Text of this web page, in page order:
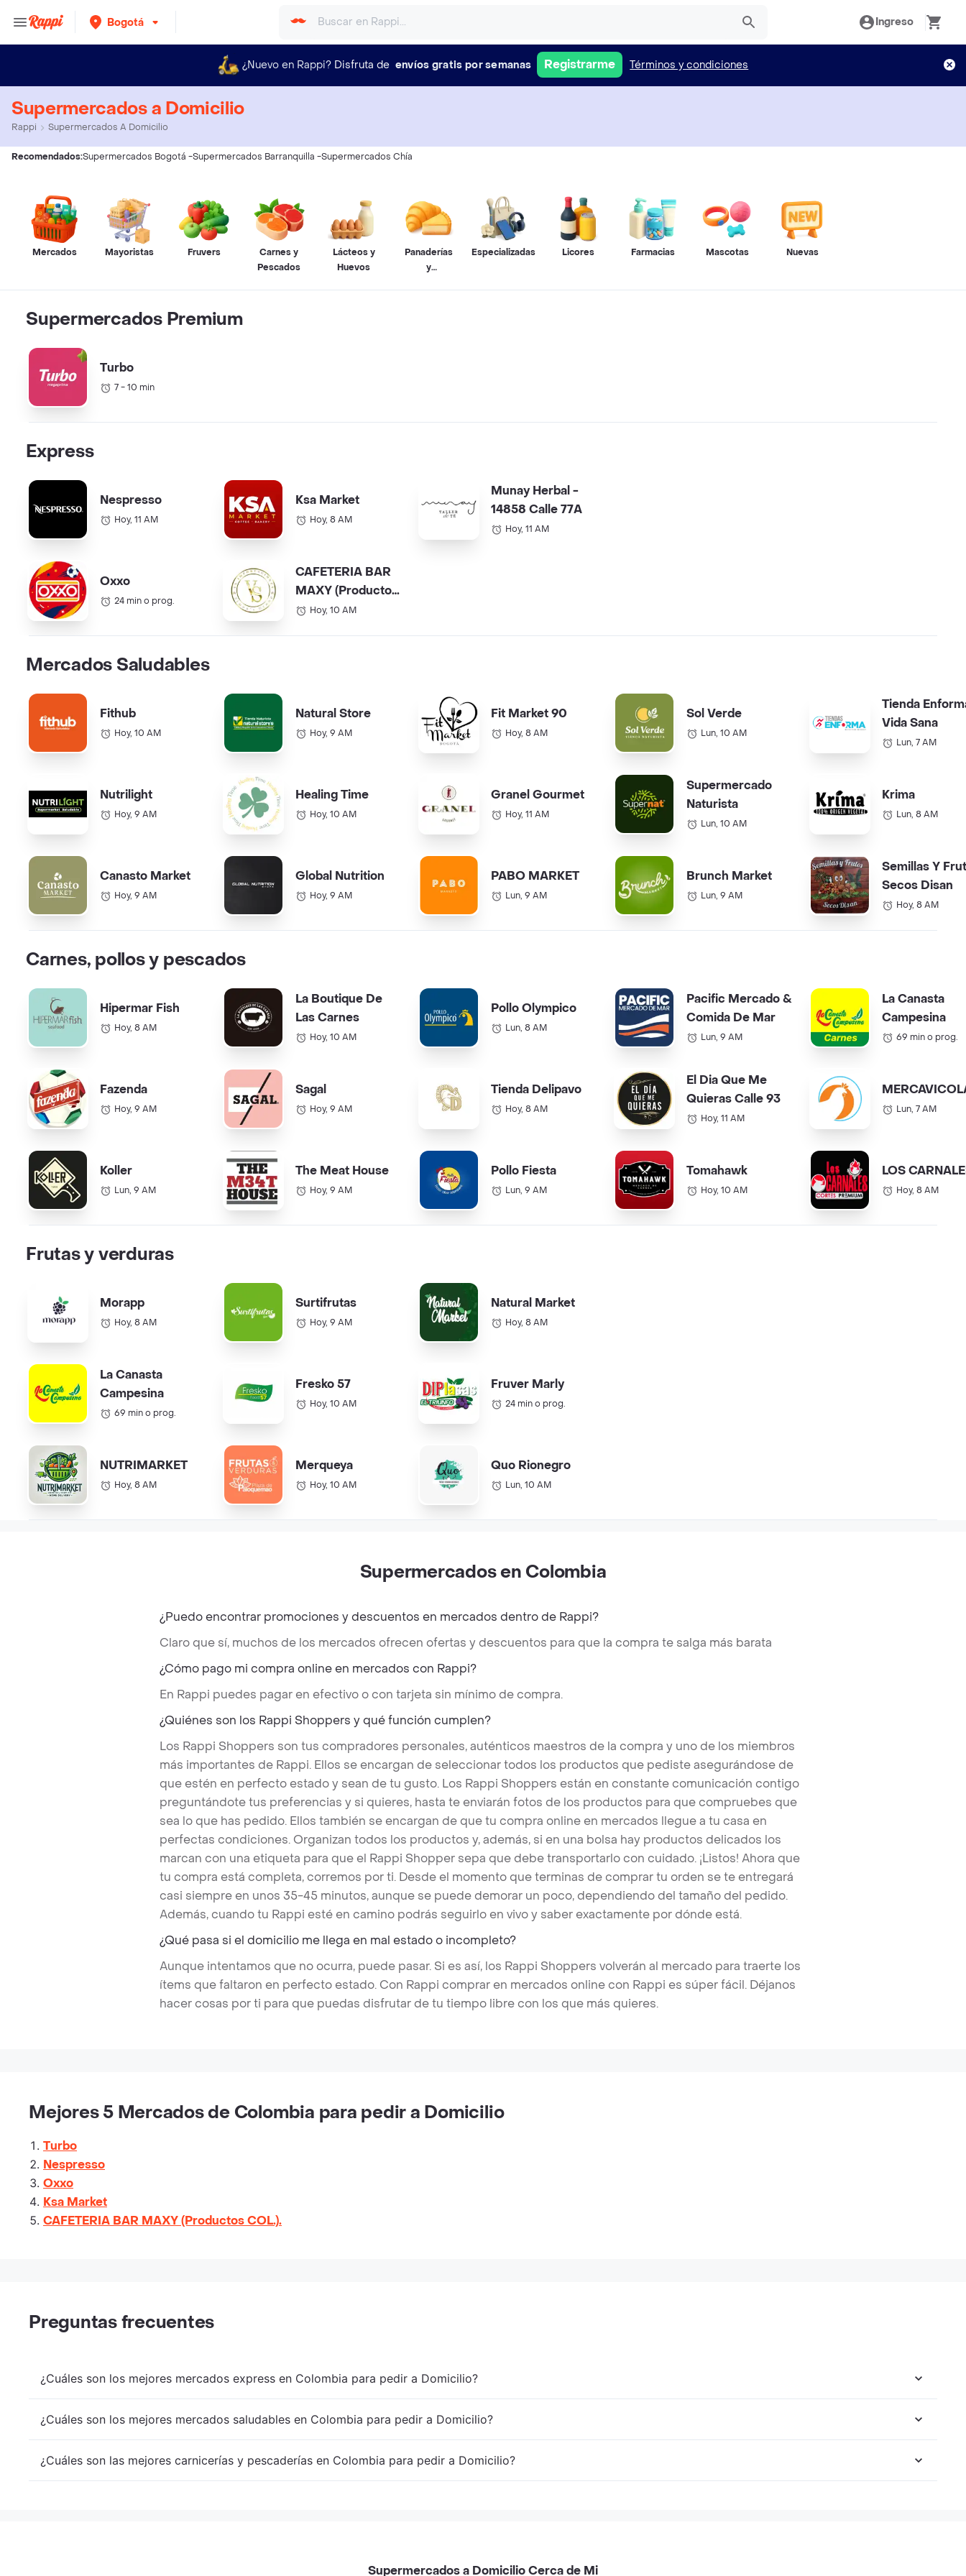
Bogotá Ingreso
¿Nuevo en Rappi? Disfruta de envíos gratis por semanas Registrarme Términos y condiciones
Supermercados a Domicilio
Rappi Supermercados A Domicilio
Recomendados:Supermercados Bogotá -Supermercados Barranquilla -Supermercados Chía
Mercados Mayoristas Fruvers
Carnes y
Pescados
Lácteos y
Huevos
Panaderías
y
Especializadas Licores Farmacias Mascotas Nuevas
Supermercados Premium
Turbo
7 - 10 min
Express
Nespresso
Hoy, 11 AM
Oxxo
24 min o prog.
Ksa Market
Hoy, 8 AM
CAFETERIA BAR
MAXY (Productos
COL.).Hoy, 10 AM
Munay Herbal -
14858 Calle 77A
Hoy, 11 AM
Mercados Saludables
Fithub
Hoy, 10 AM
Nutrilight
Hoy, 9 AM
Canasto Market
Hoy, 9 AM
Natural Store
Hoy, 9 AM
Healing Time
Hoy, 10 AM
Global Nutrition
Hoy, 9 AM
Fit Market 90
Hoy, 8 AM
Granel Gourmet
Hoy, 11 AM
PABO MARKET
Lun, 9 AM
Sol Verde
Lun, 10 AM
Supermercado
Naturista
Lun, 10 AM
Brunch Market
Lun, 9 AM
Tienda
Vida Sana
Lun, 7 AM
Krima
Lun, 8 AM
Semillas Y
Secos Disan
Hoy, 8 AM
Carnes, pollos y pescados
Hipermar Fish
Hoy, 8 AM
Fazenda
Hoy, 9 AM
Koller
Lun, 9 AM
La Boutique De
Las Carnes
Hoy, 10 AM
Sagal
Hoy, 9 AM
The Meat House
Hoy, 9 AM
Pollo Olympico
Lun, 8 AM
Tienda Delipavo
Hoy, 8 AM
Pollo Fiesta
Lun, 9 AM
Pacific Mercado &
Comida De Mar
Lun, 9 AM
El Dia Que Me
Quieras Calle 93
Hoy, 11 AM
Tomahawk
Hoy, 10 AM
La Canasta
Campesina
69 min o prog.
Lun, 7 AM
LOS
Hoy, 8 AM
Frutas y verduras
Morapp
Hoy, 8 AM
La Canasta
Campesina
69 min o prog.
NUTRIMARKET
Hoy, 8 AM
Surtifrutas
Hoy, 9 AM
Fresko 57
Hoy, 10 AM
Merqueya
Hoy, 10 AM
Natural Market
Hoy, 8 AM
Fruver Marly
24 min o prog.
Quo Rionegro
Lun, 10 AM
Supermercados en Colombia
¿Puedo encontrar promociones y descuentos en mercados dentro de Rappi?
Claro que sí, muchos de los mercados ofrecen ofertas y descuentos para que la compra te salga más barata
¿Cómo pago mi compra online en mercados con Rappi?
En Rappi puedes pagar en efectivo o con tarjeta sin mínimo de compra.
¿Quiénes son los Rappi Shoppers y qué función cumplen?
Los Rappi Shoppers son tus compradores personales, auténticos maestros de la compra y uno de los miembros
más importantes de Rappi. Ellos se encargan de seleccionar todos los productos que pediste asegurándose de
que estén en perfecto estado y sean de tu gusto. Los Rappi Shoppers están en constante comunicación contigo
preguntándote tus preferencias y si quieres, hasta te enviarán fotos de los productos para que compruebes que
sea lo que has pedido. Ellos también se encargan de que tu compra online en mercados llegue a tu casa en
perfectas condiciones. Organizan todos los productos y, además, si en una bolsa hay productos delicados los
marcan con una etiqueta para que el Rappi Shopper sepa que debe transportarlo con cuidado. ¡Listos! Ahora que
tu compra está completa, corremos por ti. Desde el momento que terminas de comprar tu orden se te entregará
casi siempre en unos 35-45 minutos, aunque se puede demorar un poco, dependiendo del tamaño del pedido.
Además, cuando tu Rappi esté en camino podrás seguirlo en vivo y saber exactamente por dónde está.
¿Qué pasa si el domicilio me llega en mal estado o incompleto?
Aunque intentamos que no ocurra, puede pasar. Si es así, los Rappi Shoppers volverán al mercado para traerte los
ítems que faltaron en perfecto estado. Con Rappi comprar en mercados online con Rappi es súper fácil. Déjanos
hacer cosas por ti para que puedas disfrutar de tu tiempo libre con los que más quieres.
Mejores 5 Mercados de Colombia para pedir a Domicilio
Turbo
Nespresso
Oxxo
Ksa Market
CAFETERIA BAR MAXY (Productos COL.).
Preguntas frecuentes
¿Cuáles son los mejores mercados express en Colombia para pedir a Domicilio?
¿Cuáles son los mejores mercados saludables en Colombia para pedir a Domicilio?
¿Cuáles son las mejores carnicerías y pescaderías en Colombia para pedir a Domicilio?
Supermercados a Domicilio Cerca de Mi